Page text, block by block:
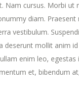
cursus. Morbi ut
diam.
vestibulum.
mollit anim
enim leo,
et, bibendum